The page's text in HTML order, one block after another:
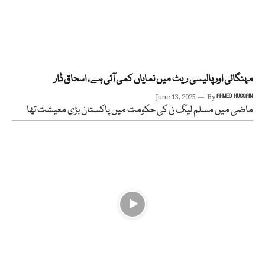
مہنگائی اور پالیسی ریٹ میں نمایاں کمی آئی ہے، اسحاق ڈار
June 13, 2025 ByAHMED HUSSAIN
ماضی میں مسلم لیگ ن کی حکومت میں پاکستان بڑی معیشت تھا